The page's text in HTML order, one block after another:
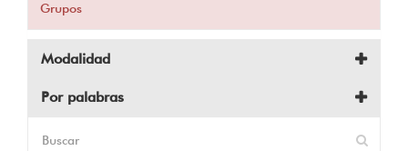
Grupos
Modalidad
Por palabras